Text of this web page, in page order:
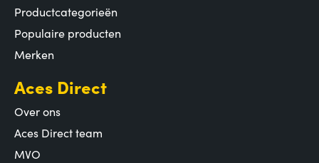
Productcategorieën
Populaire producten
Merken
Aces Direct
Over ons
Aces Direct team
MVO